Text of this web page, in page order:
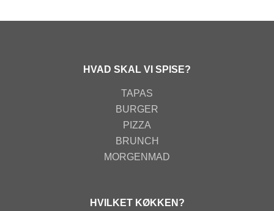
HVAD SKAL VI SPISE?
TAPAS
BURGER
PIZZA
BRUNCH
MORGENMAD
HVILKET KØKKEN?